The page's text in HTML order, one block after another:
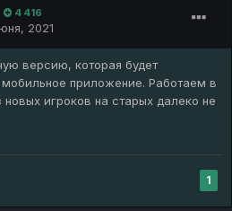
4 416
2021
версию, которая будет
приложение. Работаем в
игроков на старых далеко не
1